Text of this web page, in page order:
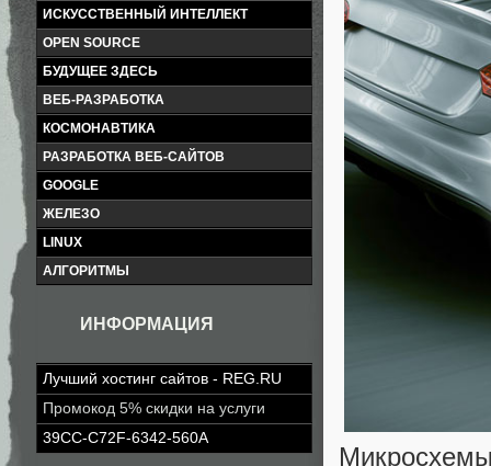
ИСКУССТВЕННЫЙ ИНТЕЛЛЕКТ
OPEN SOURCE
БУДУЩЕЕ ЗДЕСЬ
ВЕБ-РАЗРАБОТКА
КОСМОНАВТИКА
РАЗРАБОТКА ВЕБ-САЙТОВ
GOOGLE
ЖЕЛЕЗО
LINUX
АЛГОРИТМЫ
ИНФОРМАЦИЯ
Лучший хостинг сайтов - REG.RU
Промокод 5% скидки на услуги
39CC-C72F-6342-560A